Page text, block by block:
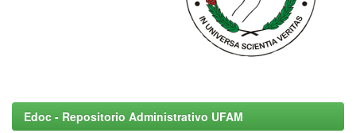
Edoc - Repositorio Administrativo UFAM